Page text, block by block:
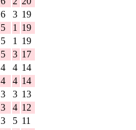
6 3 19
5 1
19
5 1
19
5 3 17
4 4 14
4 4 14
3 3 13
3 4 12
3 5 11